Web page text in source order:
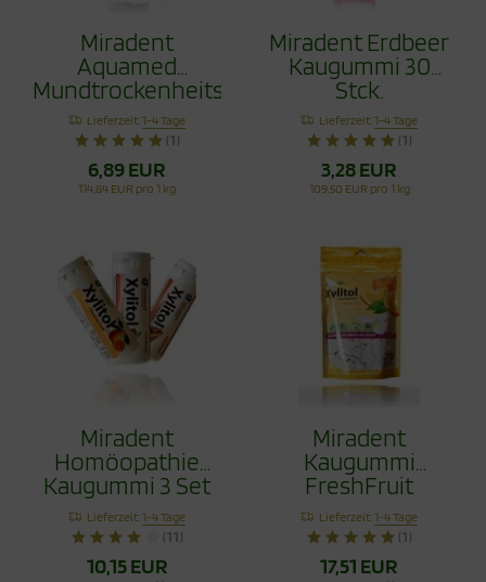
Miradent
Aquamed
Mundtrockenheitstablette
mit Xylit 60g
Lieferzeit:1-4 Tage
(1)
6,89 EUR
114,84 EUR pro 1 kg
Miradent Erdbeer
Kaugummi 30
Stck.
Lieferzeit:1-4 Tage
(1)
3,28 EUR
109,50 EUR pro 1 kg
Miradent
Homöopathie
Kaugummi 3 Set
120 Stck.
Lieferzeit:1-4 Tage
(11)
10,15 EUR
Miradent
Kaugummi
FreshFruit
Nachfüllpack 200
Stck.
Lieferzeit:1-4 Tage
(1)
17,51 EUR